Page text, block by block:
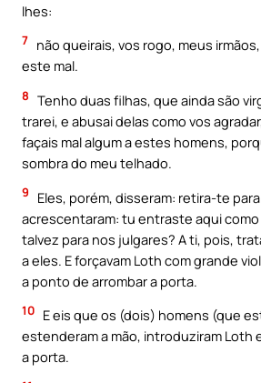
lhes:
7 não queirais, vos rogo, meus
este mal.
8 Tenho duas filhas, que ainda são
trarei, e abusai delas como vos
façais mal algum a estes homens,
sombra do meu telhado.
9
Eles, porém, disseram: retira-te para
acrescentaram: tu entraste aqui
talvez para nos julgares? A ti, pois,
a eles. E forçavam Loth com grande
a ponto de arrombar a porta.
10 E eis que os (dois) homens (que
estenderam a mão, introduziram Loth
a porta.